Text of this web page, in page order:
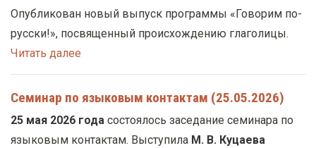
Опубликован новый выпуск программы «Говорим по-
русски!», посвященный происхождению глаголицы.
Читать далее
Семинар по языковым контактам (25.05.2026)
25 мая 2026 года состоялось заседание семинара по
языковым контактам. Выступила М. В. Куцаева